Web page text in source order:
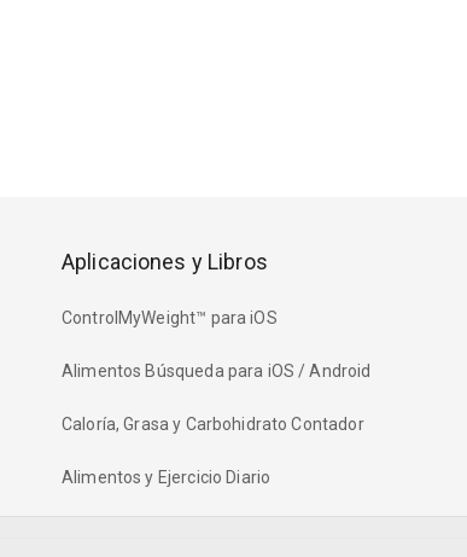
Aplicaciones y Libros
ControlMyWeight™ para iOS
Alimentos Búsqueda para iOS / Android
Caloría, Grasa y Carbohidrato Contador
Alimentos y Ejercicio Diario